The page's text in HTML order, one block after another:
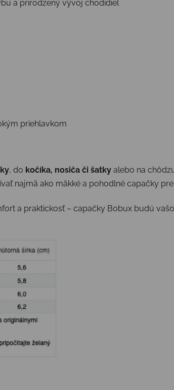
a prirodzený vývoj chodidiel
priehlavkom
, do kočíka, nosiča či šatky alebo na
najmä ako mäkké a pohodlné capačky
a praktickosť – capačky Bobux budú